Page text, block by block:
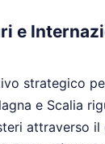
e
strategico
e Scalia
attraverso